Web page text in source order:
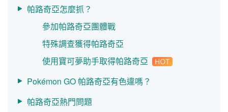
帕路奇亞怎麼抓？
參加帕路奇亞團體戰
特殊調查獲得帕路奇亞
使用寶可夢助手取得帕路奇亞
Pokémon GO 帕路奇亞有色違嗎？
帕路奇亞熱門問題